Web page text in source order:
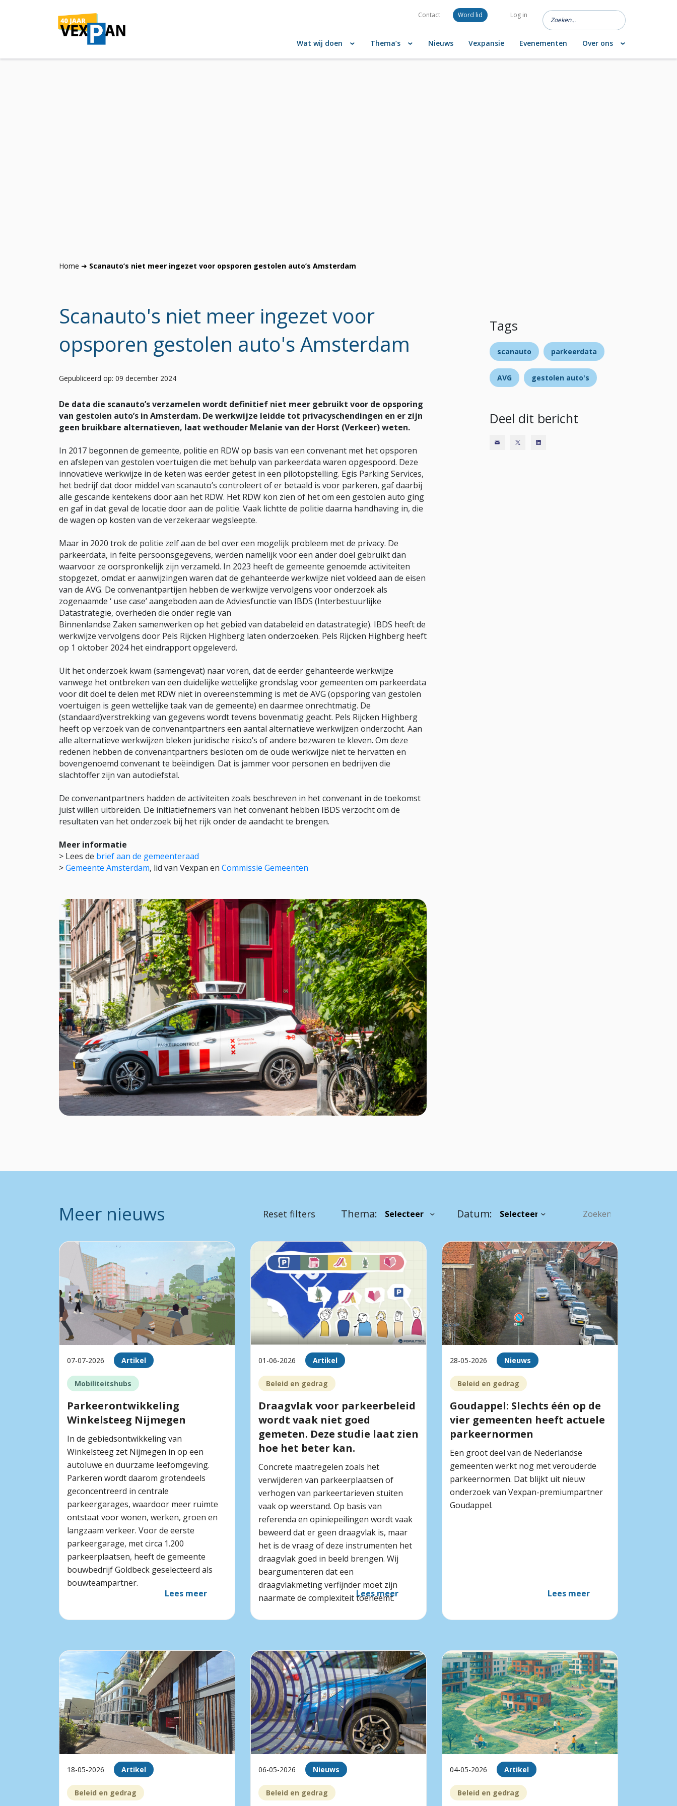
Contact Word lid Log in
Wat wij doen Thema’s Nieuws Vexpansie Evenementen Over ons
Home ➜ Scanauto’s niet meer ingezet voor opsporen gestolen auto’s Amsterdam
Scanauto's niet meer ingezet voor
opsporen gestolen auto's Amsterdam
Gepubliceerd op: 09 december 2024
De data die scanauto’s verzamelen wordt definitief niet meer gebruikt voor de opsporing
van gestolen auto’s in Amsterdam. De werkwijze leidde tot privacyschendingen en er zijn
geen bruikbare alternatieven, laat wethouder Melanie van der Horst (Verkeer) weten.
In 2017 begonnen de gemeente, politie en RDW op basis van een convenant met het opsporen
en afslepen van gestolen voertuigen die met behulp van parkeerdata waren opgespoord. Deze
innovatieve werkwijze in de keten was eerder getest in een pilotopstelling. Egis Parking Services,
het bedrijf dat door middel van scanauto’s controleert of er betaald is voor parkeren, gaf daarbij
alle gescande kentekens door aan het RDW. Het RDW kon zien of het om een gestolen auto ging
en gaf in dat geval de locatie door aan de politie. Vaak lichtte de politie daarna handhaving in, die
de wagen op kosten van de verzekeraar wegsleepte.
Maar in 2020 trok de politie zelf aan de bel over een mogelijk probleem met de privacy. De
parkeerdata, in feite persoonsgegevens, werden namelijk voor een ander doel gebruikt dan
waarvoor ze oorspronkelijk zijn verzameld. In 2023 heeft de gemeente genoemde activiteiten
stopgezet, omdat er aanwijzingen waren dat de gehanteerde werkwijze niet voldeed aan de eisen
van de AVG. De convenantpartijen hebben de werkwijze vervolgens voor onderzoek als
zogenaamde ‘ use case’ aangeboden aan de Adviesfunctie van IBDS (Interbestuurlijke
Datastrategie, overheden die onder regie van
Binnenlandse Zaken samenwerken op het gebied van databeleid en datastrategie). IBDS heeft de
werkwijze vervolgens door Pels Rijcken Highberg laten onderzoeken. Pels Rijcken Highberg heeft
op 1 oktober 2024 het eindrapport opgeleverd.
Uit het onderzoek kwam (samengevat) naar voren, dat de eerder gehanteerde werkwijze
vanwege het ontbreken van een duidelijke wettelijke grondslag voor gemeenten om parkeerdata
voor dit doel te delen met RDW niet in overeenstemming is met de AVG (opsporing van gestolen
voertuigen is geen wettelijke taak van de gemeente) en daarmee onrechtmatig. De
(standaard)verstrekking van gegevens wordt tevens bovenmatig geacht. Pels Rijcken Highberg
heeft op verzoek van de convenantpartners een aantal alternatieve werkwijzen onderzocht. Aan
alle alternatieve werkwijzen bleken juridische risico’s of andere bezwaren te kleven. Om deze
redenen hebben de convenantpartners besloten om de oude werkwijze niet te hervatten en
bovengenoemd convenant te beëindigen. Dat is jammer voor personen en bedrijven die
slachtoffer zijn van autodiefstal.
De convenantpartners hadden de activiteiten zoals beschreven in het convenant in de toekomst
juist willen uitbreiden. De initiatiefnemers van het convenant hebben IBDS verzocht om de
resultaten van het onderzoek bij het rijk onder de aandacht te brengen.
Meer informatie
> Lees de brief aan de gemeenteraad
>Gemeente Amsterdam, lid van Vexpan en Commissie Gemeenten
Tags
scanauto parkeerdata
AVG gestolen auto's
Deel dit bericht
Meer nieuws Reset filters Thema: Datum:
07-07-2026 Artikel
Mobiliteitshubs
Parkeerontwikkeling
Winkelsteeg Nijmegen
In de gebiedsontwikkeling van
Winkelsteeg zet Nijmegen in op een
autoluwe en duurzame leefomgeving.
Parkeren wordt daarom grotendeels
geconcentreerd in centrale
parkeergarages, waardoor meer ruimte
ontstaat voor wonen, werken, groen en
langzaam verkeer. Voor de eerste
parkeergarage, met circa 1.200
parkeerplaatsen, heeft de gemeente
bouwbedrijf Goldbeck geselecteerd als
bouwteampartner.
Lees meer
01-06-2026 Artikel
Beleid en gedrag
Draagvlak voor parkeerbeleid
wordt vaak niet goed
gemeten. Deze studie laat zien
hoe het beter kan.
Concrete maatregelen zoals het
verwijderen van parkeerplaatsen of
verhogen van parkeertarieven stuiten
vaak op weerstand. Op basis van
referenda en opiniepeilingen wordt vaak
beweerd dat er geen draagvlak is, maar
het is de vraag of deze instrumenten het
draagvlak goed in beeld brengen. Wij
beargumenteren dat een
draagvlakmeting verfijnder moet zijn
naarmate de complexiteit toeneemt.
Lees meer
28-05-2026 Nieuws
Beleid en gedrag
Goudappel: Slechts één op de
vier gemeenten heeft actuele
parkeernormen
Een groot deel van de Nederlandse
gemeenten werkt nog met verouderde
parkeernormen. Dat blijkt uit nieuw
onderzoek van Vexpan-premiumpartner
Goudappel.
Lees meer
18-05-2026 Artikel
Beleid en gedrag
06-05-2026 Nieuws
Beleid en gedrag
04-05-2026 Artikel
Beleid en gedrag